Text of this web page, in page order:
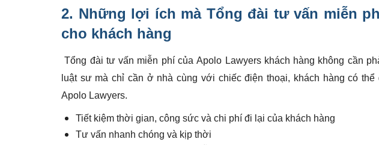
2. Những lợi ích mà Tổng đài tư vấn miễn
cho khách hàng
Tổng đài tư vấn miễn phí của Apolo Lawyers khách hàng không cần
luật sư mà chỉ cần ở nhà cùng với chiếc điện thoại, khách hàng có
Apolo Lawyers.
Tiết kiệm thời gian, công sức và chi phí đi lại của khách hàng
Tư vấn nhanh chóng và kịp thời